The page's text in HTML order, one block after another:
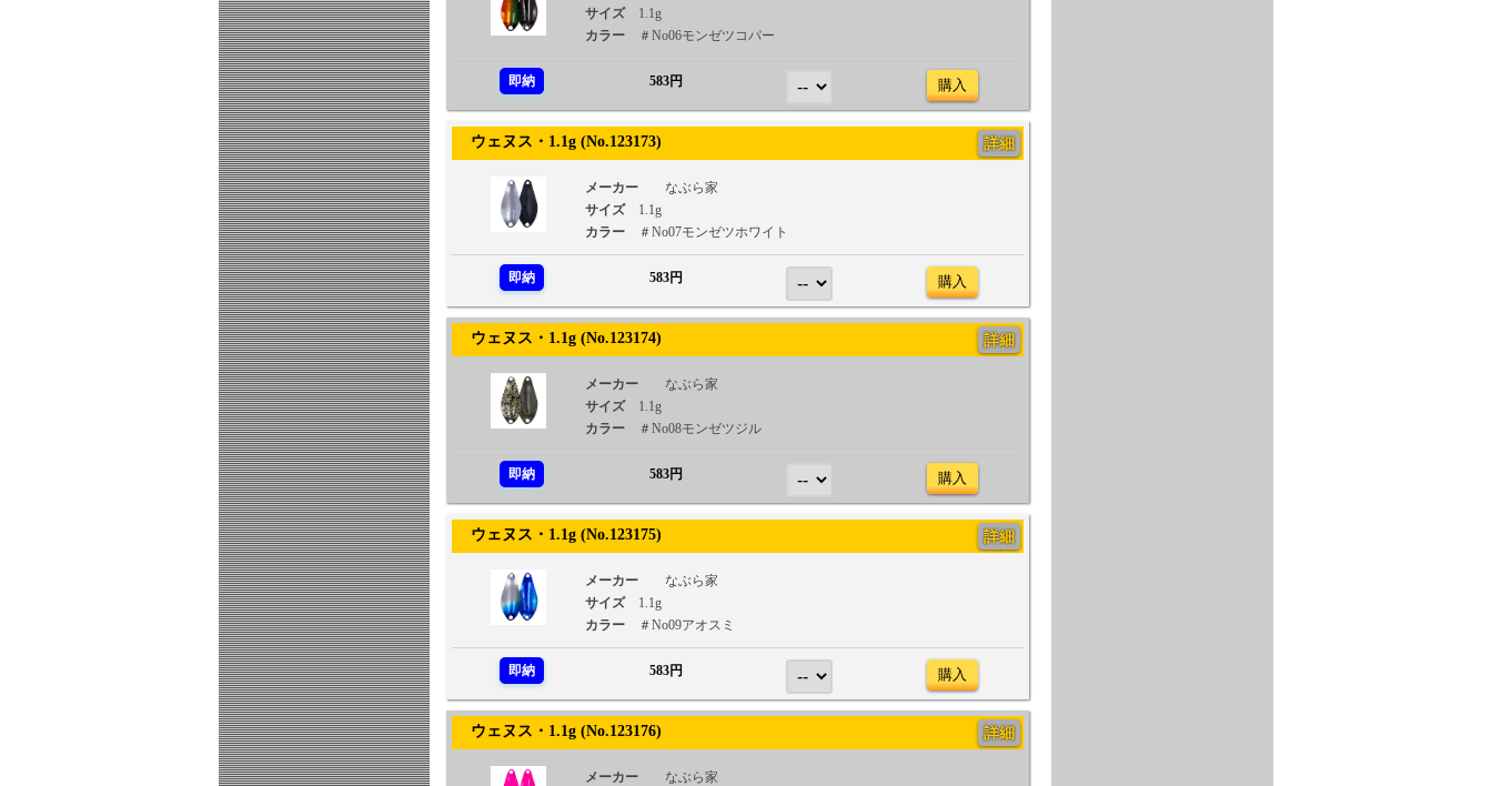
サイズ
1.1g
カラー
＃No06モンゼツコパー
即納 583円 購入
ウェヌス・1.1g (No.123173) 詳細
メーカー
なぶら家
サイズ
1.1g
カラー
＃No07モンゼツホワイト
即納 583円 購入
ウェヌス・1.1g (No.123174) 詳細
メーカー
なぶら家
サイズ
1.1g
カラー
＃No08モンゼツジル
即納 583円 購入
ウェヌス・1.1g (No.123175) 詳細
メーカー
なぶら家
サイズ
1.1g
カラー
＃No09アオスミ
即納 583円 購入
ウェヌス・1.1g (No.123176) 詳細
メーカー
なぶら家